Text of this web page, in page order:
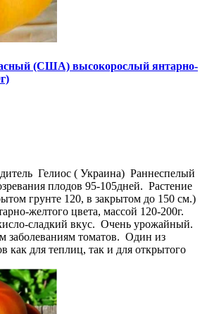
(США) высокорослый янтарно-
Гелиос ( Украина) Раннеспелый
плодов 95-105дней. Растение
грунте 120, в закрытом до 150 см.)
желтого цвета, массой 120-200г.
сладкий вкус. Очень урожайный.
заболеваниям томатов. Один из
как для теплиц, так и для открытого